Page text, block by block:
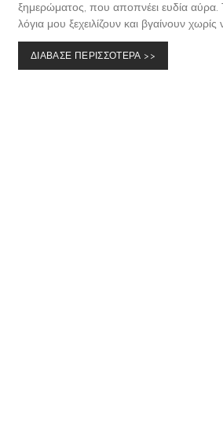
ξημερώματος, που αποπνέει ευδία αύρα.
λόγια μου ξεχειλίζουν και βγαίνουν χωρίς
ΔΙΑΒΑΣΕ ΠΕΡΙΣΣΟΤΕΡΑ >>